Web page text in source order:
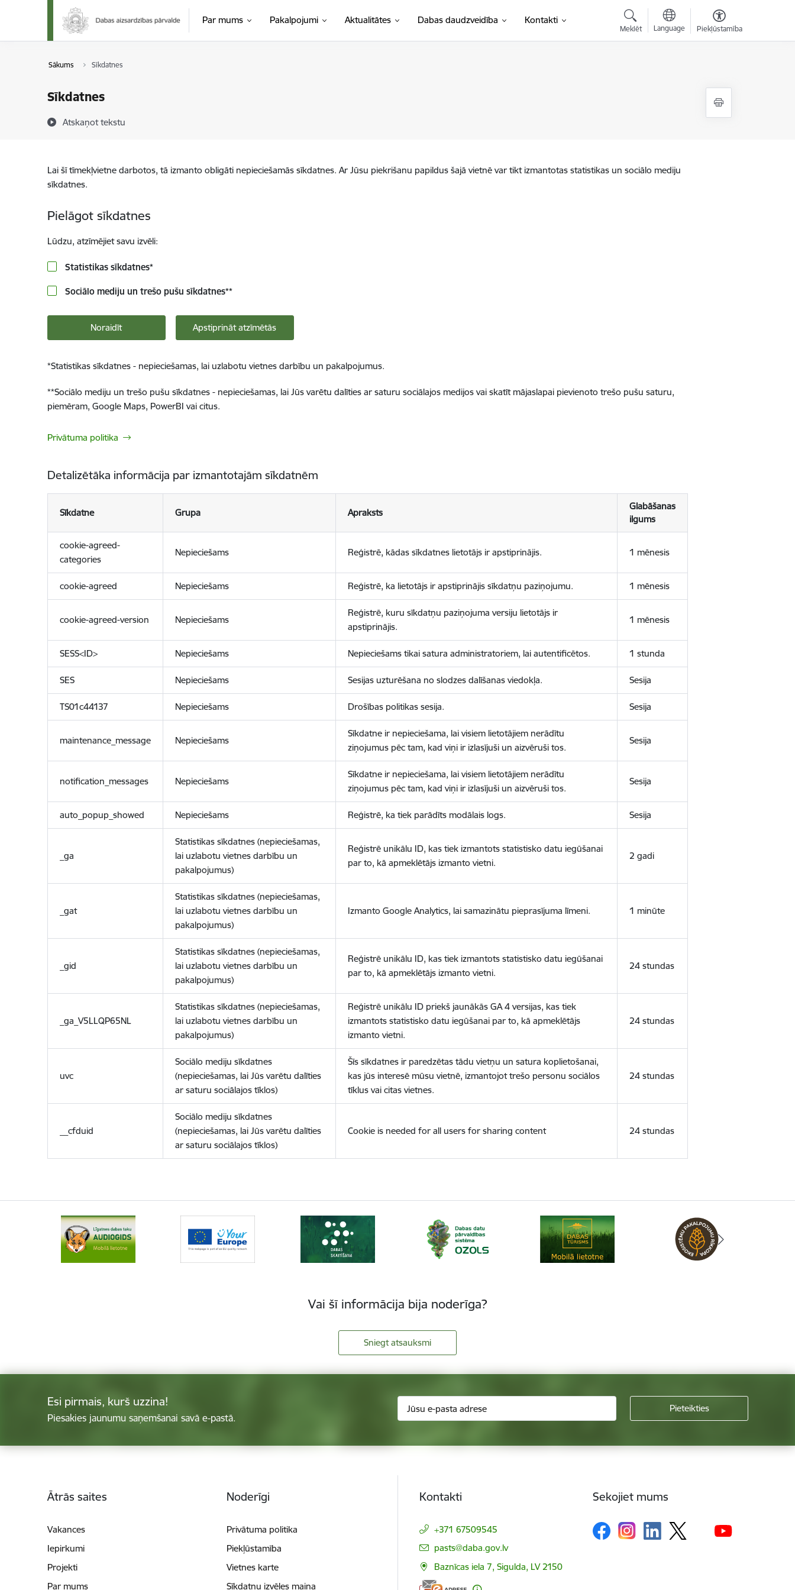
Pāriet uz lapas saturu
Par mums Pakalpojumi Aktualitātes Dabas daudzveidība Kontakti
Meklēt Language Piekļūstamība
Sākums Sīkdatnes
Sīkdatnes
Atskaņot tekstu
Lai šī tīmekļvietne darbotos, tā izmanto obligāti nepieciešamās sīkdatnes. Ar Jūsu piekrišanu papildus šajā vietnē var tikt izmantotas statistikas un sociālo mediju
sīkdatnes.
Pielāgot sīkdatnes
Lūdzu, atzīmējiet savu izvēli:
Statistikas sīkdatnes*
Sociālo mediju un trešo pušu sīkdatnes**
Noraidīt Apstiprināt atzīmētās
*Statistikas sīkdatnes - nepieciešamas, lai uzlabotu vietnes darbību un pakalpojumus.
**Sociālo mediju un trešo pušu sīkdatnes - nepieciešamas, lai Jūs varētu dalīties ar saturu sociālajos medijos vai skatīt mājaslapai pievienoto trešo pušu saturu,
piemēram, Google Maps, PowerBI vai citus.
Privātuma politika
Detalizētāka informācija par izmantotajām sīkdatnēm
Sīkdatne Grupa Apraksts
Glabāšanas
ilgums
cookie-agreed-
categories
Nepieciešams Reģistrē, kādas sīkdatnes lietotājs ir apstiprinājis. 1 mēnesis
cookie-agreed Nepieciešams Reģistrē, ka lietotājs ir apstiprinājis sīkdatņu paziņojumu. 1 mēnesis
cookie-agreed-version Nepieciešams
Reģistrē, kuru sīkdatņu paziņojuma versiju lietotājs ir
apstiprinājis.
1 mēnesis
SESS<ID> Nepieciešams Nepieciešams tikai satura administratoriem, lai autentificētos. 1 stunda
SES Nepieciešams Sesijas uzturēšana no slodzes dalīšanas viedokļa. Sesija
TS01c44137 Nepieciešams Drošības politikas sesija. Sesija
maintenance_message Nepieciešams
Sīkdatne ir nepieciešama, lai visiem lietotājiem nerādītu
ziņojumus pēc tam, kad viņi ir izlasījuši un aizvēruši tos.
Sesija
notification_messages Nepieciešams
Sīkdatne ir nepieciešama, lai visiem lietotājiem nerādītu
ziņojumus pēc tam, kad viņi ir izlasījuši un aizvēruši tos.
Sesija
auto_popup_showed Nepieciešams Reģistrē, ka tiek parādīts modālais logs. Sesija
_ga
Statistikas sīkdatnes (nepieciešamas,
lai uzlabotu vietnes darbību un
pakalpojumus)
Reģistrē unikālu ID, kas tiek izmantots statistisko datu iegūšanai
par to, kā apmeklētājs izmanto vietni.
2 gadi
_gat
Statistikas sīkdatnes (nepieciešamas,
lai uzlabotu vietnes darbību un
pakalpojumus)
Izmanto Google Analytics, lai samazinātu pieprasījuma līmeni. 1 minūte
_gid
Statistikas sīkdatnes (nepieciešamas,
lai uzlabotu vietnes darbību un
pakalpojumus)
Reģistrē unikālu ID, kas tiek izmantots statistisko datu iegūšanai
par to, kā apmeklētājs izmanto vietni.
24 stundas
_ga_V5LLQP65NL
Statistikas sīkdatnes (nepieciešamas,
lai uzlabotu vietnes darbību un
pakalpojumus)
Reģistrē unikālu ID priekš jaunākās GA 4 versijas, kas tiek
izmantots statistisko datu iegūšanai par to, kā apmeklētājs
izmanto vietni.
24 stundas
uvc
Sociālo mediju sīkdatnes
(nepieciešamas, lai Jūs varētu dalīties
ar saturu sociālajos tīklos)
Šīs sīkdatnes ir paredzētas tādu vietņu un satura koplietošanai,
kas jūs interesē mūsu vietnē, izmantojot trešo personu sociālos
tīklus vai citas vietnes.
24 stundas
__cfduid
Sociālo mediju sīkdatnes
(nepieciešamas, lai Jūs varētu dalīties
ar saturu sociālajos tīklos)
Cookie is needed for all users for sharing content 24 stundas
Vai šī informācija bija noderīga?
Sniegt atsauksmi
Esi pirmais, kurš uzzina!
Piesakies jaunumu saņemšanai savā e-pastā.
Ātrās saites
Vakances
Iepirkumi
Projekti
Par mums
Noderīgi
Privātuma politika
Piekļūstamība
Vietnes karte
Sīkdatņu izvēles maiņa
Kontakti
+371 67509545
E-pasts:
pasts@daba.gov.lv
Baznīcas iela 7, Sigulda, LV 2150
Sekojiet mums